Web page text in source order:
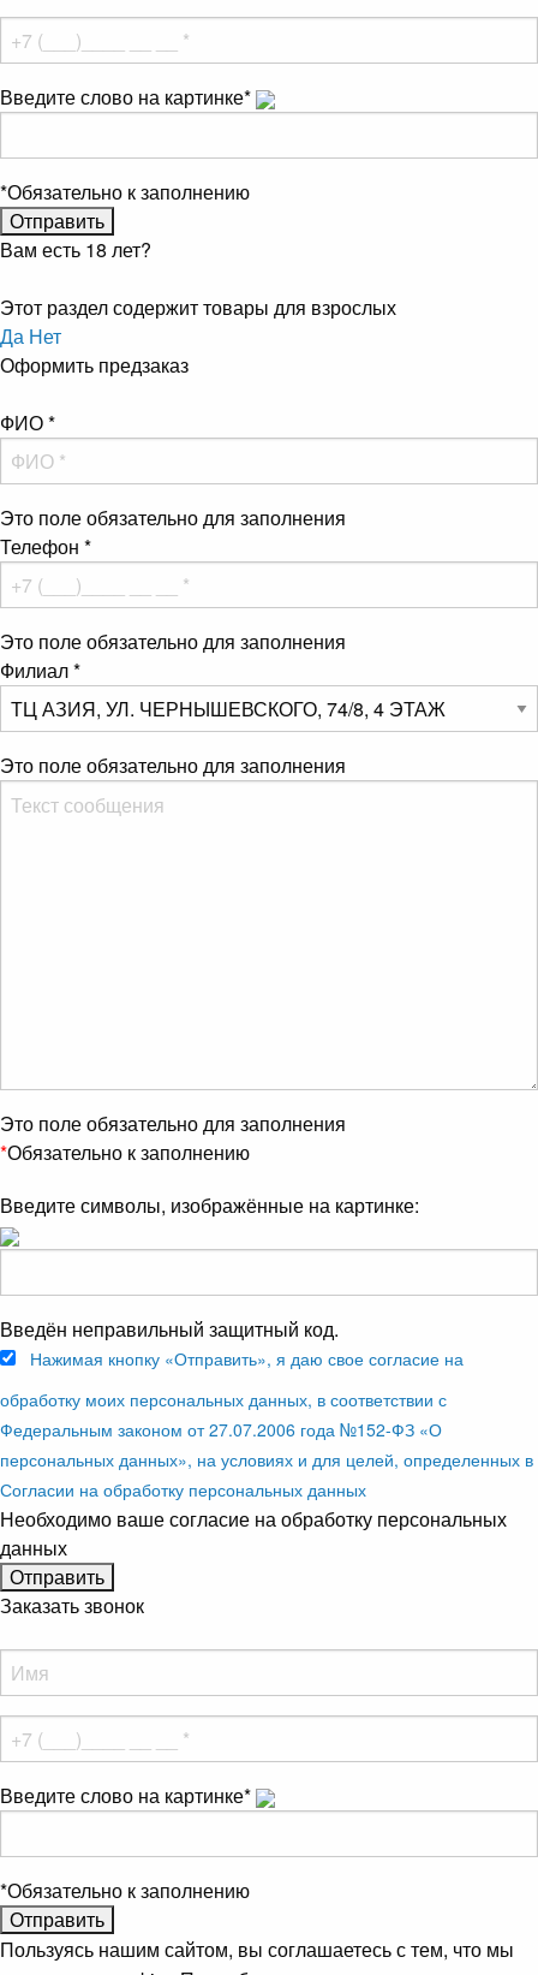
Введите слово на картинке*
*Обязательно к заполнению
Вам есть 18 лет?
Этот раздел содержит товары для взрослых
Да Нет
Оформить предзаказ
ФИО*
Это поле обязательно для заполнения
Телефон *
Это поле обязательно для заполнения
Филиал*
Это поле обязательно для заполнения
Это поле обязательно для заполнения
*Обязательно к заполнению
Введите символы, изображённые на картинке:
Введён неправильный защитный код.
Нажимая кнопку «Отправить», я даю свое согласие на
обработку моих персональных данных, в соответствии с
Федеральным законом от 27.07.2006 года №152-ФЗ «О
персональных данных», на условиях и для целей, определенных в
Согласии на обработку персональных данных
Необходимо ваше согласие на обработку персональных
данных
Заказать звонок
Введите слово на картинке*
*Обязательно к заполнению
Пользуясь нашим сайтом, вы соглашаетесь с тем, что мы